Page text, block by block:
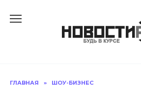
ГЛАВНАЯ » ШОУ-БИЗНЕС